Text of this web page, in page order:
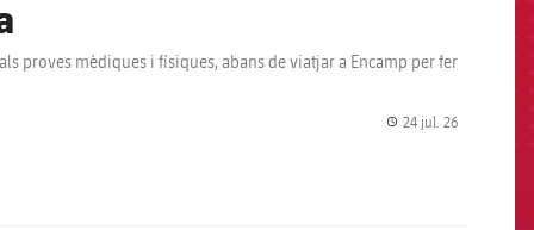
proves mèdiques i físiques, abans de viatjar a Encamp per fer
24 jul. 26